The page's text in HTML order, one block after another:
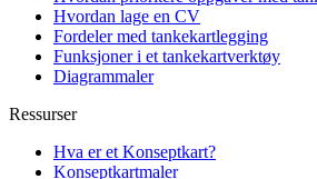
Hvordan lage en CV
Fordeler med tankekartlegging
Funksjoner i et tankekartverktøy
Diagrammaler
Ressurser
Hva er et Konseptkart?
Konseptkartmaler